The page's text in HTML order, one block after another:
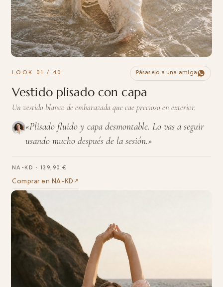
LOOK 01 / 40 Pásaselo a una amiga
Vestido plisado con capa
Un vestido blanco de embarazada que cae precioso en exterior.
«Plisado fluido y capa desmontable. Lo vas a seguir
usando mucho después de la sesión.»
NA-KD · 139,90 €
Comprar en NA-KD ↗︎